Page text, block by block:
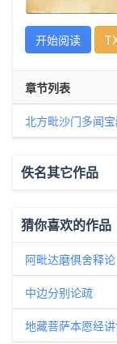
开始阅读
章节列表
北方毗沙门多闻
佚名其它作品
猜你喜欢的作品
阿毗达磨俱舍释论
中边分别论疏
地藏菩萨本愿经